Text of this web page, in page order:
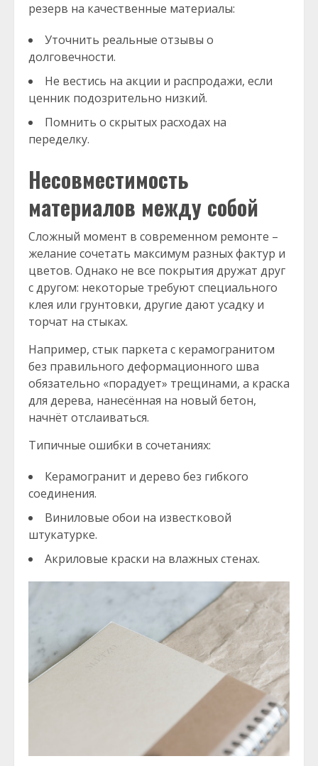
резерв на качественные материалы:
Уточнить реальные отзывы о
долговечности.
Не вестись на акции и распродажи, если
ценник подозрительно низкий.
Помнить о скрытых расходах на
переделку.
Несовместимость
материалов между собой
Сложный момент в современном ремонте –
желание сочетать максимум разных фактур и
цветов. Однако не все покрытия дружат друг
с другом: некоторые требуют специального
клея или грунтовки, другие дают усадку и
торчат на стыках.
Например, стык паркета с керамогранитом
без правильного деформационного шва
обязательно «порадует» трещинами, а краска
для дерева, нанесённая на новый бетон,
начнёт отслаиваться.
Типичные ошибки в сочетаниях:
Керамогранит и дерево без гибкого
соединения.
Виниловые обои на известковой
штукатурке.
Акриловые краски на влажных стенах.